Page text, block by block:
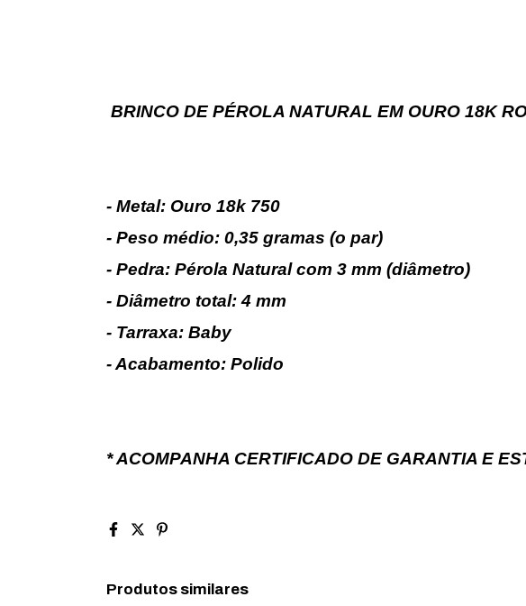
BRINCO DE PÉROLA NATURAL EM OURO 18K
- Metal: Ouro 18k 750
- Peso médio: 0,35 gramas (o par)
- Pedra: Pérola Natural com 3 mm (diâmetro)
- Diâmetro total: 4 mm
- Tarraxa: Baby
- Acabamento: Polido
* ACOMPANHA CERTIFICADO DE GARANTIA E
Produtos similares